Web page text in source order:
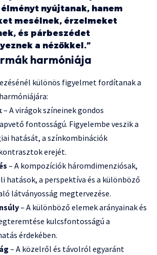
nyújtanak, hanem
mesélnek, érzelmeket
és párbeszédet
a nézőkkel.”
harmóniája
különös figyelmet fordítanak a
– A virágok színeinek gondos
fontosságú. Figyelembe veszik a
hatását, a színkombinációk
erejét.
– A kompozíciók háromdimenziósak,
hatások, a perspektíva és a különböző
látványosság megtervezése.
– A különböző elemek arányainak és
kulcsfontosságú a
érdekében.
– A közelről és távolról egyaránt